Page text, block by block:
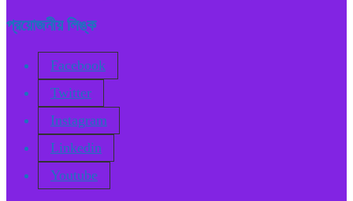
প্রয়োজনীয় লিঙ্ক
Facebook
Twitter
Instagram
Linkedin
Youtube